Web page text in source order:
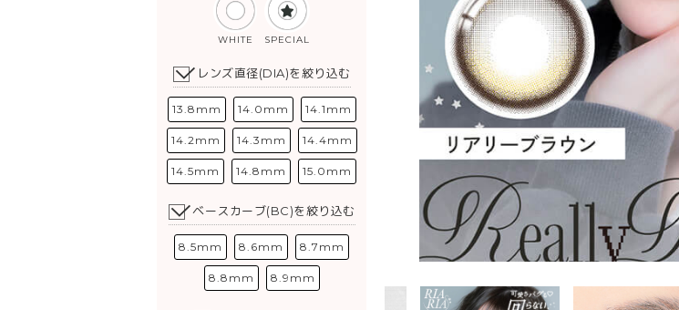
WHITE SPECIAL
レンズ直径(DIA)を絞り込む
13.8mm 14.0mm 14.1mm
14.2mm 14.3mm 14.4mm
14.5mm 14.8mm 15.0mm
ベースカーブ(BC)を絞り込む
8.5mm 8.6mm 8.7mm
8.8mm 8.9mm